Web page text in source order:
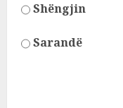
Shëngjin
Sarandë